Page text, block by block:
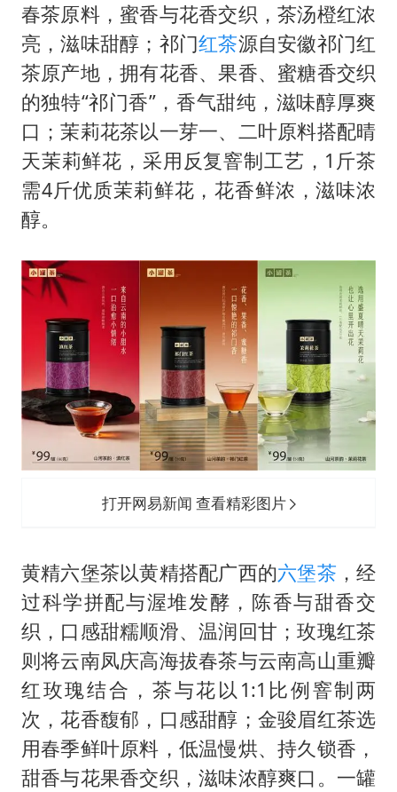
春茶原料，蜜香与花香交织，茶汤橙红浓
亮，滋味甜醇；祁门红茶源自安徽祁门红
茶原产地，拥有花香、果香、蜜糖香交织
的独特“祁门香”，香气甜纯，滋味醇厚爽
口；茉莉花茶以一芽一、二叶原料搭配晴
天茉莉鲜花，采用反复窨制工艺，1斤茶
需4斤优质茉莉鲜花，花香鲜浓，滋味浓
醇。
打开网易新闻 查看精彩图片
黄精六堡茶以黄精搭配广西的六堡茶 ，经
过科学拼配与渥堆发酵，陈香与甜香交
织，口感甜糯顺滑、温润回甘；玫瑰红茶
则将云南凤庆高海拔春茶与云南高山重瓣
红玫瑰结合，茶与花以1:1比例窨制两
次，花香馥郁，口感甜醇；金骏眉红茶选
用春季鲜叶原料，低温慢烘、持久锁香，
甜香与花果香交织，滋味浓醇爽口。一罐